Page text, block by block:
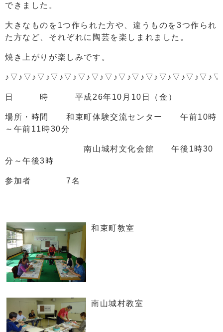
できました。
大きなものを1つ作られた方や、違うものを3つ作られ
た方など、それぞれに陶芸を楽しまれました。
焼き上がりが楽しみです。
日 時 平成26年10月10日（金）
場所・時間 和束町体験交流センター 午前10時
～午前11時30分
南山城村文化会館 午後1時30
分～午後3時
参加者 7名
和束町教室
南山城村教室